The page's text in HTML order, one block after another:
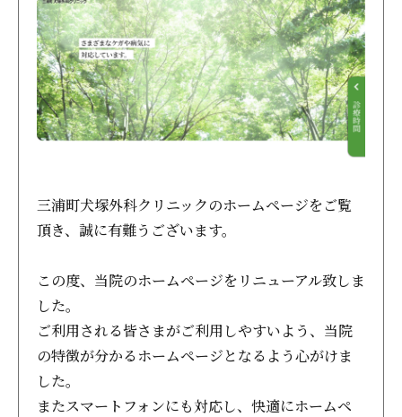
三浦町犬塚外科クリニックのホームページをご覧
頂き、誠に有難うございます。
この度、当院のホームページをリニューアル致しま
した。
ご利用される皆さまがご利用しやすいよう、当院
の特徴が分かるホームページとなるよう心がけま
した。
またスマートフォンにも対応し、快適にホームペ